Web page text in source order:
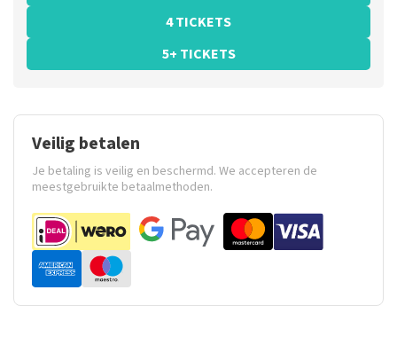
4 TICKETS
5+ TICKETS
Veilig betalen
Je betaling is veilig en beschermd. We accepteren de
meestgebruikte betaalmethoden.